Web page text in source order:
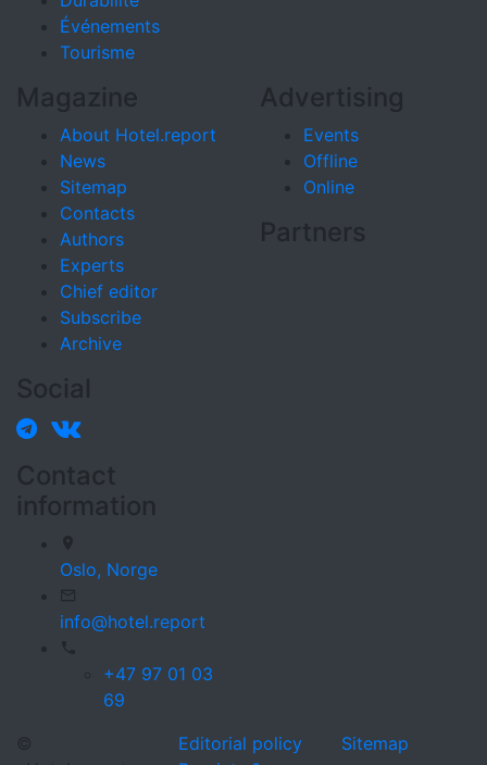
Événements
Tourisme
Magazine
About Hotel.report
News
Sitemap
Contacts
Authors
Experts
Chief editor
Subscribe
Archive
Advertising
Events
Offline
Online
Partners
Social
Contact
information
Oslo, Norge
info@hotel.report
+47 97 01 03
69
©
Editorial policy
Sitemap